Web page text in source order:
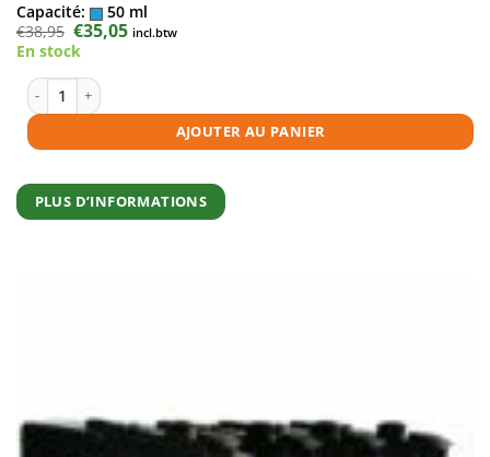
Capacité:
50 ml
€38,95 Le
prix
initial
€38,95.
€35,05Le
prix
incl.btw
En stock
quantité de Cartouche d'encre compatible Brother LC3239 C cyan
AJOUTER AU PANIER
PLUS D’INFORMATIONS